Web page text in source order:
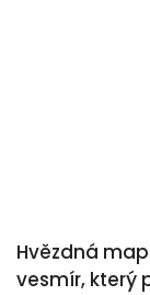
Hvězdná
vesmír, který